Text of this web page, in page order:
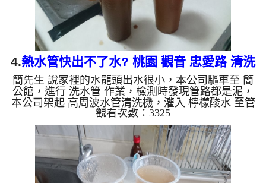
4.熱水管快出不了水? 桃園 觀音 忠愛路 清洗
水管
簡先生 說家裡的水龍頭出水很小，本公司驅車至 簡
公館，進行 洗水管 作業，檢測時發現管路都是泥，
本公司架起 高周波水管清洗機，灌入 檸檬酸水 至管
路裡面，等了約15分，開啟 水管清洗機 ，啟動 脈衝
波 模式，一開始就洗出泥水，源源不絕，越洗就越
髒，如下圖片影片，兩個多小時後，水管清洗乾淨出
水量也恢復正常了!! 如是自來水，如水管老化，會產
生鐵鏽跟泥沙堆積，洗出來的水就會是咖啡色，地下
水含有氧化錳，管壁上會結成黑色管垢，洗出來的水
觀看次數：3325